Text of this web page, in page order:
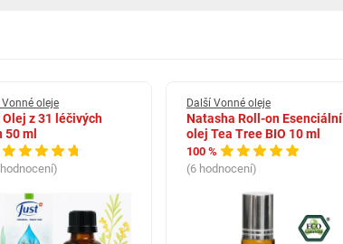
při únavě.
a provonět prostor.
harmonizující a hlubší aromaterapeutický charakter.
Vonné oleje
z 31 léčivých
50 ml
Další Vonné oleje
Natasha Roll-on Esenciální
olej Tea Tree BIO 10 ml
100 %
(6 hodnocení)